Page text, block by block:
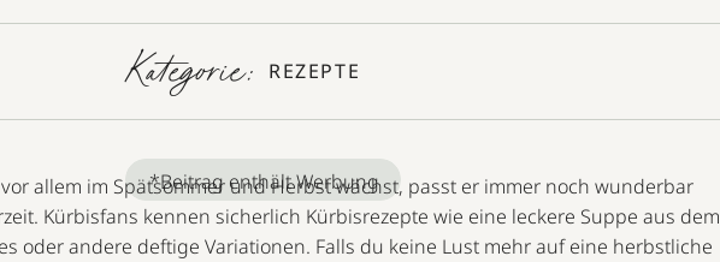
Kategorie: REZEPTE
*Beitrag enthält Werbung
allem im Spätsommer und Herbst wächst, passt er immer noch wunderbar
Kürbisfans kennen sicherlich Kürbisrezepte wie eine leckere Suppe aus dem
oder andere deftige Variationen. Falls du keine Lust mehr auf eine herbstliche